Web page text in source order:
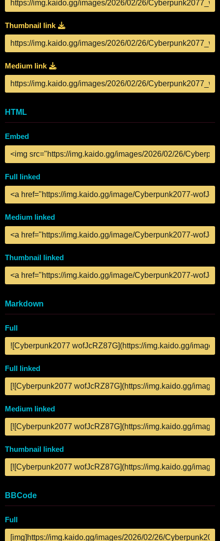
Thumbnail link
Medium link
HTML
Embed
Full linked
Medium linked
Thumbnail linked
Markdown
Full
Full linked
Medium linked
Thumbnail linked
BBCode
Full